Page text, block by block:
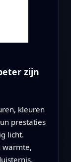
zijn
kleuren
prestaties
licht.
warmte,